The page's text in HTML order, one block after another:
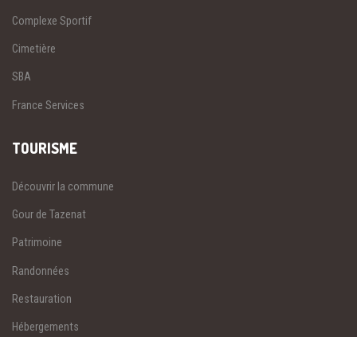
Complexe Sportif
Cimetière
SBA
France Services
TOURISME
Découvrir la commune
Gour de Tazenat
Patrimoine
Randonnées
Restauration
Hébergements